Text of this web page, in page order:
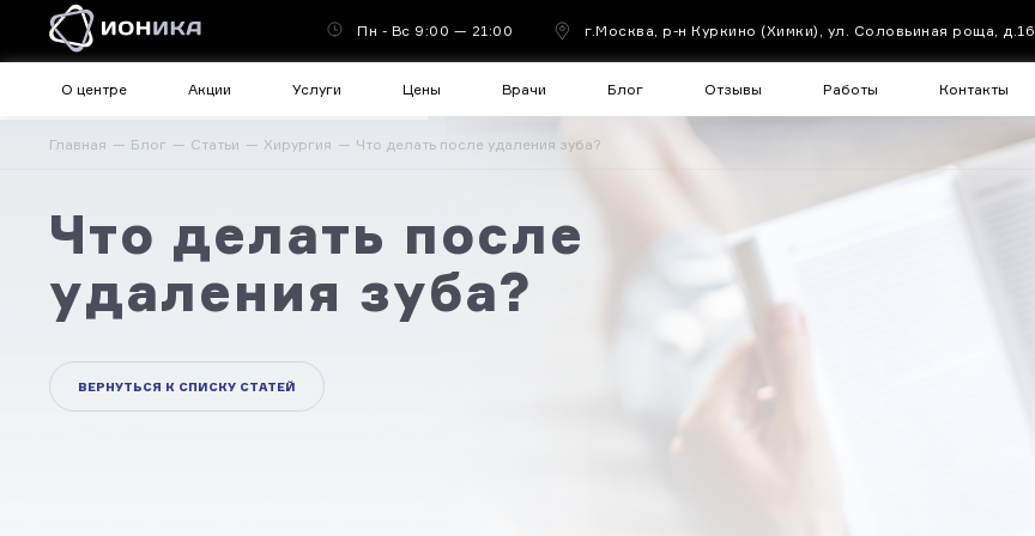
Главная Блог Статьи Хирургия Что делать после удаления зуба?
Что делать после
удаления зуба?
ВЕРНУТЬСЯ К СПИСКУ СТАТЕЙ
Пн - Вс 9:00 — 21:00 г.Москва, р-н Куркино (Химки), ул. Соловьиная роща, д.16
О центре Акции Услуги Цены Врачи Блог Отзывы Работы Контакты